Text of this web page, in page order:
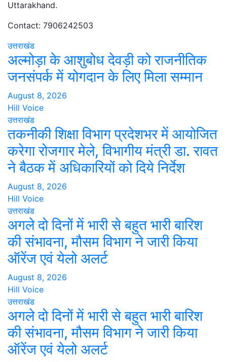
Uttarakhand.
Contact: 7906242503
उत्तराखंड
अल्मोड़ा के आशुबोध देवड़ी को राजनीतिक
जनसंपर्क में योगदान के लिए मिला सम्मान
August 8, 2026
Hill Voice
उत्तराखंड
तकनीकी शिक्षा विभाग प्रदेशभर में आयोजित
करेगा रोजगार मेले, विभागीय मंत्री डा. रावत
ने बैठक में अधिकारियों को दिये निर्देश
August 8, 2026
Hill Voice
उत्तराखंड
अगले दो दिनों में भारी से बहुत भारी बारिश
की संभावना, मौसम विभाग ने जारी किया
ऑरेंज एवं येलो अलर्ट
August 8, 2026
Hill Voice
उत्तराखंड
अगले दो दिनों में भारी से बहुत भारी बारिश
की संभावना, मौसम विभाग ने जारी किया
ऑरेंज एवं येलो अलर्ट